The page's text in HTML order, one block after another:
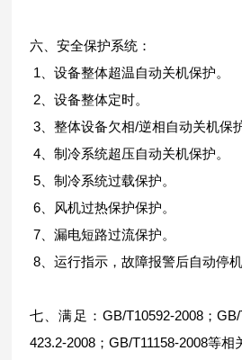
六、安全保护系统：
1、设备整体超温自动关机保护。
2、设备整体定时。
3、整体设备欠相/逆相自动关机保
4、制冷系统超压自动关机保护。
5、制冷系统过载保护。
6、风机过热保护保护。
7、漏电短路过流保护。
8、运行指示，故障报警后自动停机
七、满足：GB/T10592-2008；
423.2-2008；GB/T11158-2008等相